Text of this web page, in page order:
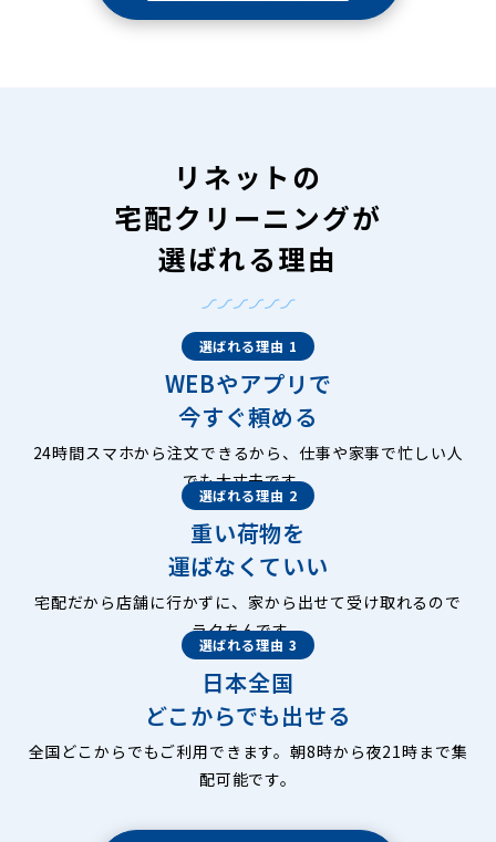
リネットの
宅配クリーニングが
選ばれる理由
選ばれる理由 1
WEBやアプリで
今すぐ頼める
24時間スマホから注文できるから、仕事や家事で忙しい人
でも大丈夫です。
選ばれる理由 2
重い荷物を
運ばなくていい
宅配だから店舗に行かずに、家から出せて受け取れるので
ラクちんです。
選ばれる理由 3
日本全国
どこからでも出せる
全国どこからでもご利用できます。朝8時から夜21時まで集
配可能です。